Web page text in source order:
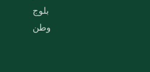
بلوج
وطن